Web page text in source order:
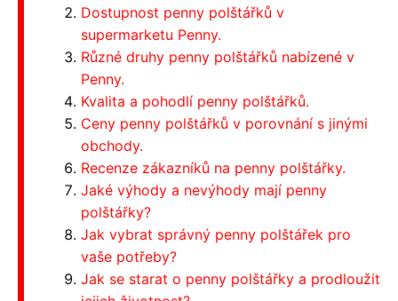
Dostupnost penny polštářků v
supermarketu Penny.
Různé druhy penny polštářků nabízené v
Penny.
Kvalita a pohodlí penny polštářků.
Ceny penny polštářků v porovnání s jinými
obchody.
Recenze zákazníků na penny polštářky.
Jaké výhody a nevýhody mají penny
polštářky?
Jak vybrat správný penny polštářek pro
vaše potřeby?
Jak se starat o penny polštářky a prodloužit